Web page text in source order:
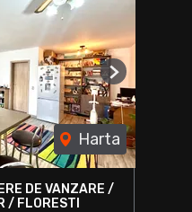
Harta
Next
DE VANZARE /
/ FLORESTI